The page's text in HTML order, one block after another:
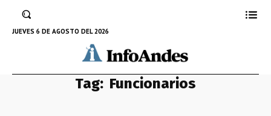
JUEVES 6 DE AGOSTO DEL 2026
Tag: Funcionarios